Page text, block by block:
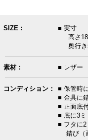
SIZE：
■ 実寸
高さ18
奥行き
素材： ■ レザー
コンディション：
■ 保管時
■ 金具に
■ 正面底
■ 底に3ミ
■ フタに2
錆び（